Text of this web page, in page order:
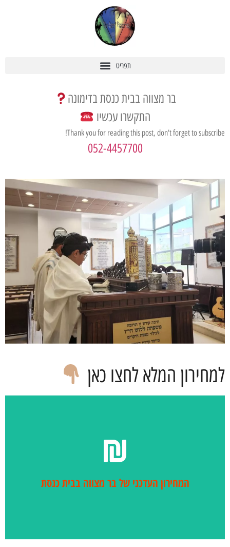
בר מצווה בבית כנסת בדימונה
התקשרו עכשיו
Thank you for reading this post, don't forget to subscribe!
052-4457700
למחירון המלא לחצו כאן
המחירון העדכני של בר מצווה בבית כנסת